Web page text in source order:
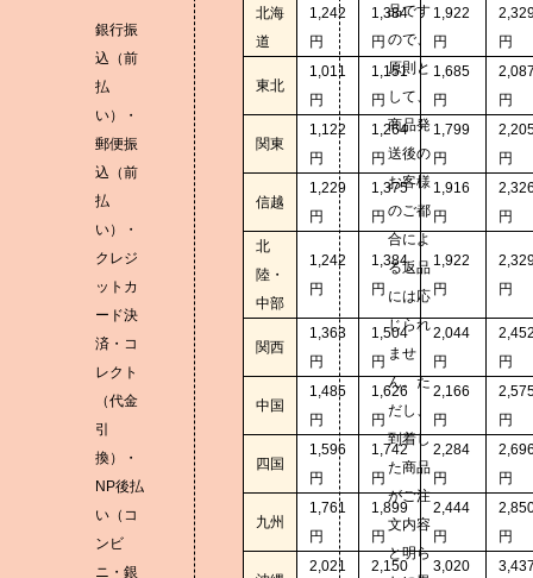
銀行振
込（前
払
い）・
郵便振
込（前
払
い）・
クレジ
ットカ
ード決
済・コ
レクト
（代金
引
換）・
NP後払
い（コ
ンビ
ニ・銀
北海
道
1,242
円
1,384
円
1,922
円
円
東北
1,011
円
1,151
円
1,685
円
円
関東
1,122
円
1,264
円
1,799
円
円
信越
1,229
円
1,375
円
1,916
円
円
北
陸・
中部
1,242
円
1,384
円
1,922
円
円
関西
1,363
円
1,504
円
2,044
円
円
中国
1,485
円
1,626
円
2,166
円
円
四国
1,596
円
1,742
円
2,284
円
円
九州
1,761
円
1,899
円
2,444
円
円
2,021
2,150
3,020
品です
ので、
原則と
して、
商品発
送後の
お客様
のご都
合によ
る返品
には応
じられ
ませ
ん。た
だし、
到着し
た商品
がご注
文内容
と明ら